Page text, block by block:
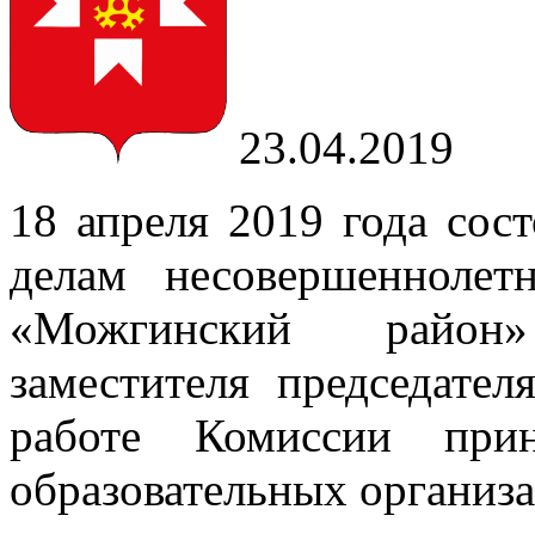
23.04.2019
18 апреля 2019 года
делам
«Можгинский
заместителя
работе Комиссии
образовательных